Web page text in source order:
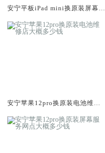
安宁平板iPad mini换原装屏幕服
安宁苹果12pro换原装电池维修